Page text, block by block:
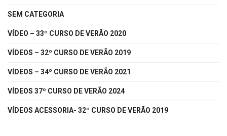
SEM CATEGORIA
VÍDEO – 33º CURSO DE VERÃO 2020
VÍDEOS – 32º CURSO DE VERÃO 2019
VÍDEOS – 34º CURSO DE VERÃO 2021
VÍDEOS 37º CURSO DE VERÃO 2024
VÍDEOS ACESSORIA- 32º CURSO DE VERÃO 2019